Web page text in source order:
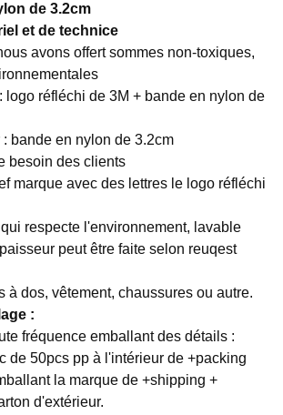
de 3.2cm
et de technice
avons offert sommes non-toxiques,
logo réfléchi de 3M + bande en nylon de
bande en nylon de 3.2cm
besoin des clients
marque avec des lettres le logo réfléchi
respecte l'environnement, lavable
peut être faite selon reuqest
à dos, vêtement, chaussures ou autre.
:
fréquence emballant des détails :
de 50pcs pp à l'intérieur de +packing
la marque de +shipping +
d'extérieur.